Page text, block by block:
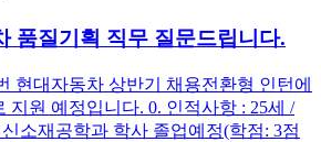
품질기획 직무 질문드립니다.
현대자동차 상반기 채용전환형 인턴에
지원 예정입니다. 0. 인적사항 : 25세 /
소재공학과 학사 졸업예정(학점: 3점